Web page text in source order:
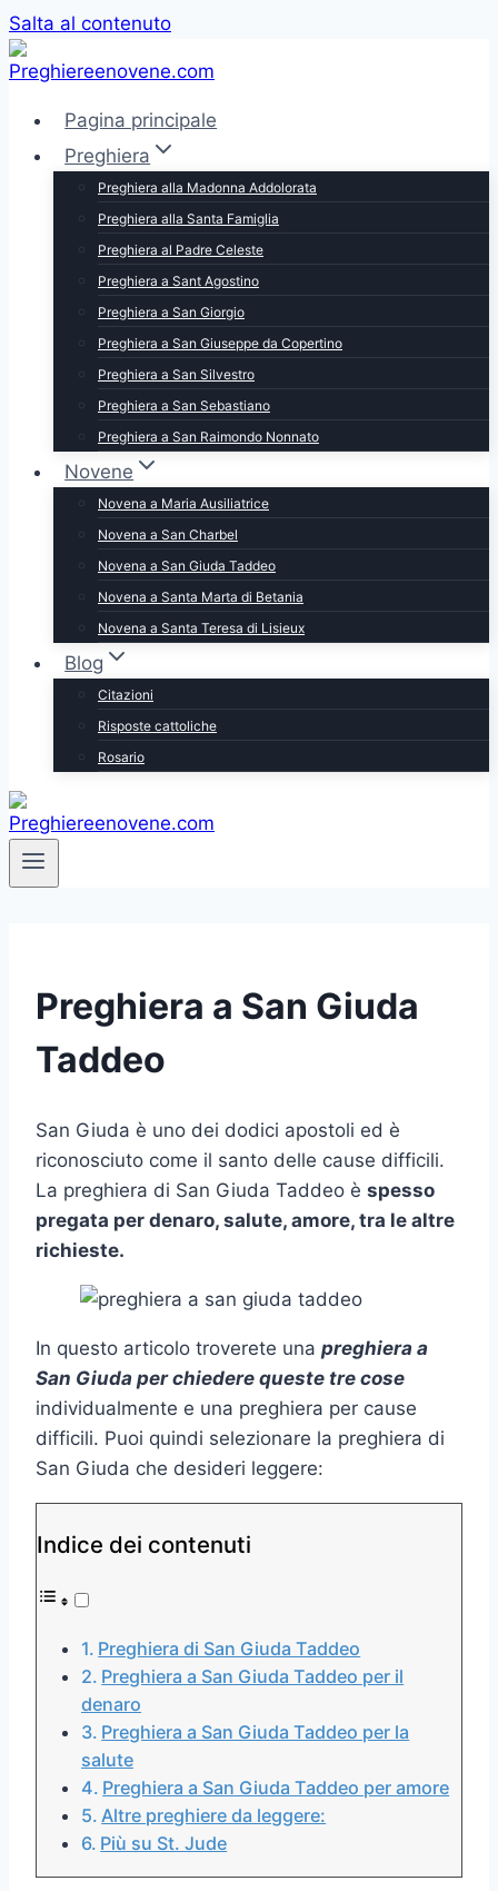
Salta al contenuto
Pagina principale
Preghiera
Preghiera alla Madonna Addolorata
Preghiera alla Santa Famiglia
Preghiera al Padre Celeste
Preghiera a Sant Agostino
Preghiera a San Giorgio
Preghiera a San Giuseppe da Copertino
Preghiera a San Silvestro
Preghiera a San Sebastiano
Preghiera a San Raimondo Nonnato
Novene
Novena a Maria Ausiliatrice
Novena a San Charbel
Novena a San Giuda Taddeo
Novena a Santa Marta di Betania
Novena a Santa Teresa di Lisieux
Blog
Citazioni
Risposte cattoliche
Rosario
Preghiera a San Giuda
Taddeo
San Giuda è uno dei dodici apostoli ed è
riconosciuto come il santo delle cause difficili.
La preghiera di San Giuda Taddeo è spesso
pregata per denaro, salute, amore, tra le altre
richieste.
In questo articolo troverete una preghiera a
San Giuda per chiedere queste tre cose
individualmente e una preghiera per cause
difficili. Puoi quindi selezionare la preghiera di
San Giuda che desideri leggere:
Indice dei contenuti
Preghiera di San Giuda Taddeo
Preghiera a San Giuda Taddeo per il
denaro
Preghiera a San Giuda Taddeo per la
salute
Preghiera a San Giuda Taddeo per amore
Altre preghiere da leggere:
Più su St. Jude